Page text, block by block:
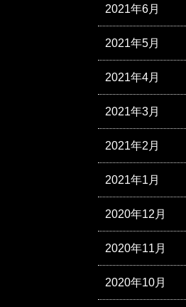
2021年6月
2021年5月
2021年4月
2021年3月
2021年2月
2021年1月
2020年12月
2020年11月
2020年10月